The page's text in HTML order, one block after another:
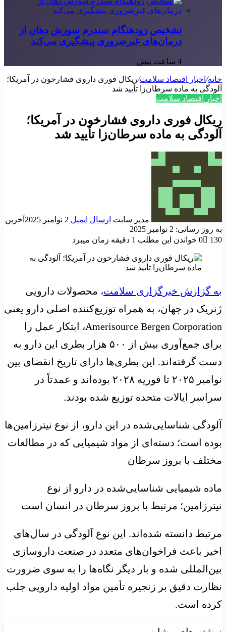
تشخیص زودهنگام سندرم سوزش دهان از
درمان‌های غیرضروری پیشگیری می‌کند
4 ساعت پیش
خانه/ اخبار اقتصاد سلامت/ریکال فوری داروی فشارخون در آمریکا؛
آلودگی به ماده سرطان‌زا تأیید شد
اخبار اقتصاد سلامت
ریکال فوری داروی فشارخون در آمریکا؛
آلودگی به ماده سرطان‌زا تأیید شد
مدیر سایت ارسال ایمیل 2 نوامبر 2025
آخرین
به روز رسانی: 2 نوامبر 2025
0
130 خواندن این مطلب 1 دقیقه زمان میبرد
به گزارش خبرگزاری سلامت، محصولات دارویی
ژنریک در جهان، به همراه توزیع‌کننده اصلی دارو یعنی
Amerisource Bergen Corporation، ابتکار عمل را
برای جمع‌آوری بیش از ۵۰۰ هزار بطری این دارو به
دست گرفته‌اند. این بطری‌ها دارای تاریخ انقضای بین
نوامبر ۲۰۲۵ تا فوریه ۲۰۲۸ بوده‌اند و عمدتاً در
سراسر ایالات متحده توزیع شده بودند.
آلودگی شناسایی‌شده در این دارو، از نوع نیترزامین‌ها
بوده است؛ دسته‌ای از مواد شیمیایی که در مطالعات
مختلف با بروز سرطان
ماده شیمیایی شناسایی‌شده در دارو از نوع
نیترزامین؛ مرتبط با بروز سرطان در انسان است
مرتبط دانسته شده‌اند. این نوع آلودگی در سال‌های
اخیر باعث فراخوان‌های متعدد در صنعت داروسازی
بین‌المللی شده و بار دیگر نگاه‌ها را به سوی ضرورت
نظارت دقیق بر زنجیره تأمین مواد اولیه دارویی جلب
کرده است.